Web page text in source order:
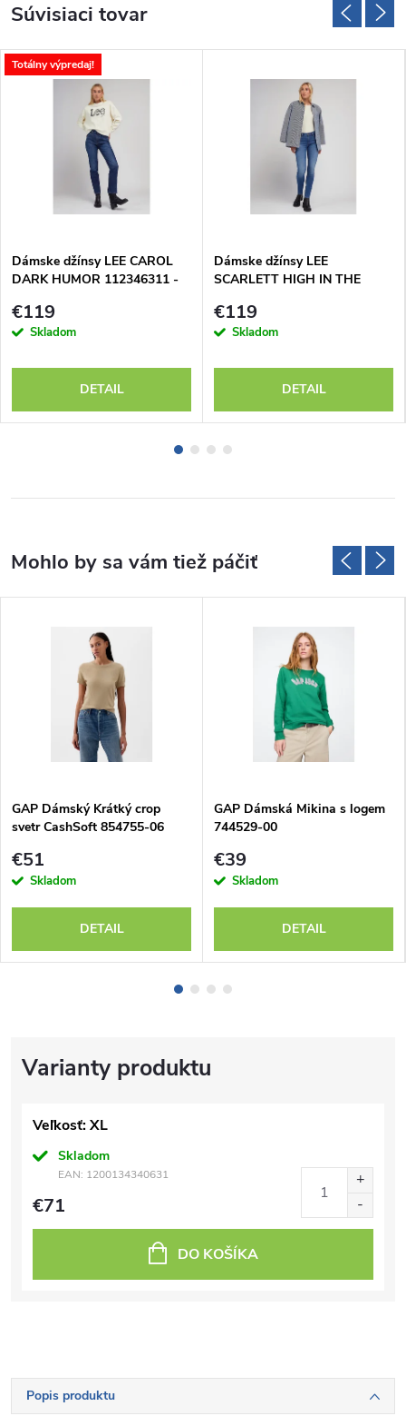
Veľkosť: XL
Skladom
EAN: 1200134340631
€71
DO KOŠÍKA
Popis produktu
Súvisiaci tovar
Totálny výpredaj!
Dámske džínsy LEE CAROL
DARK HUMOR 112346311 -
€119
Skladom
DETAIL
Dámske džínsy LEE
SCARLETT HIGH IN THE
€119
Skladom
DETAIL
GAP Dámský Krátký crop
svetr CashSoft 854755-06
€51
Skladom
DETAIL
GAP Dámská Mikina s logem
744529-00
€39
Skladom
DETAIL